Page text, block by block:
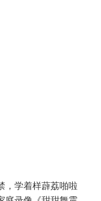
，学着样薜荔啪啦